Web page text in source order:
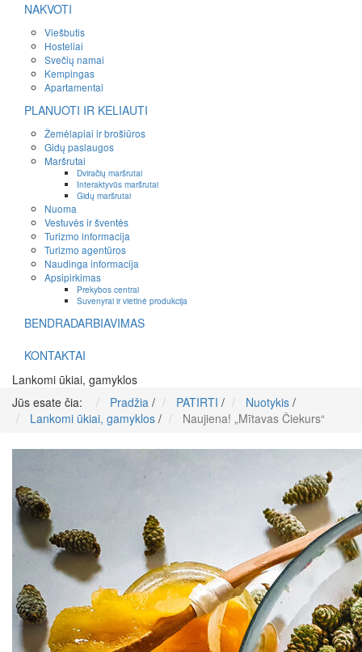
NAKVOTI
Viešbutis
Hosteliai
Svečių namai
Kempingas
Apartamentai
PLANUOTI IR KELIAUTI
Žemėlapiai ir brošiūros
Gidų paslaugos
Maršrutai
Dviračių maršrutai
Interaktyvūs maršrutai
Gidų maršrutai
Nuoma
Vestuvės ir šventės
Turizmo informacija
Turizmo agentūros
Naudinga informacija
Apsipirkimas
Prekybos centrai
Suvenyrai ir vietinė produkcija
BENDRADARBIAVIMAS
KONTAKTAI
Lankomi ūkiai, gamyklos
Jūs esate čia:
Pradžia / PATIRTI / Nuotykis /
Lankomi ūkiai, gamyklos / Naujiena! „Mītavas Čiekurs“